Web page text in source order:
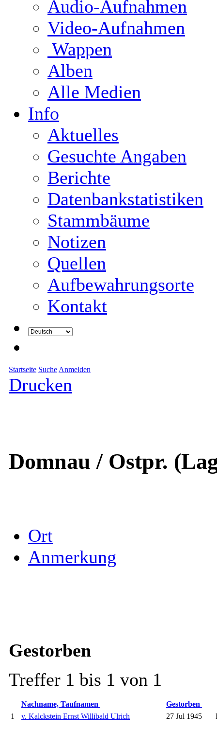
Audio-Aufnahmen
Video-Aufnahmen
Wappen
Alben
Alle Medien
Info
Aktuelles
Gesuchte Angaben
Berichte
Datenbankstatistiken
Stammbäume
Notizen
Quellen
Aufbewahrungsorte
Kontakt
Startseite Suche Anmelden
Drucken
Domnau / Ostpr.
Ort
Anmerkung
Gestorben
Treffer 1 bis 1 von 1
Nachname, Taufnamen
Gestorben
1
v. Kalckstein Ernst Willibald Ulrich 27 Jul 1945